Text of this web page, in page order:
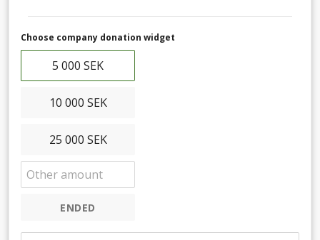
Choose company donation widget
5 000 SEK
10 000 SEK
25 000 SEK
ENDED